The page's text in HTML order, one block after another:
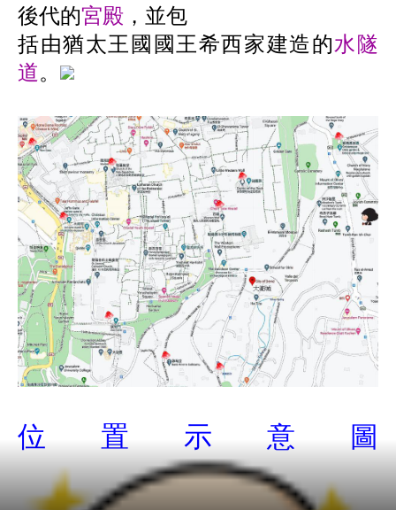
後代的宮殿 ，並包
括由猶太王國國王希西家建造的水隧
道。
位置示意圖